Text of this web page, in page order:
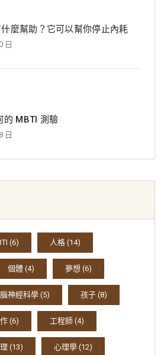
麼幫助？它可以幫你停止內耗
日
的 MBTI 測驗
日
(6) 人格 (14)
個體 (4) 夢想 (6)
神經科學 (5) 孩子 (8)
(6) 工程師 (4)
(13) 心理學 (12)